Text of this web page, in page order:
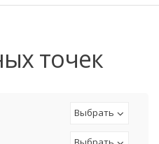
точек
Выбрать